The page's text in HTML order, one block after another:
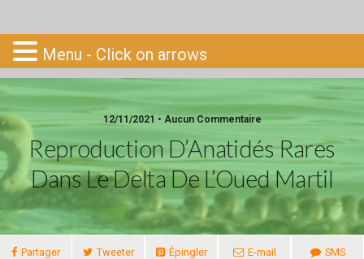
Go-South
12/11/2021 • Aucun Commentaire
Reproduction D’Anatidés Rares
Dans Le Delta De L’Oued Martil
Partager Tweeter Épingler E-mail SMS
Menu - Click on arrows